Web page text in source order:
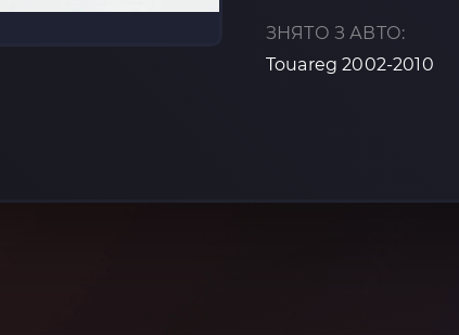
ЗНЯТО З АВТО:
Touareg 2002-2010